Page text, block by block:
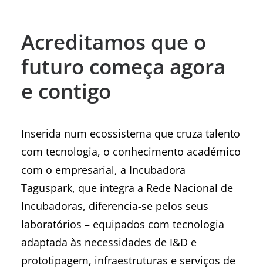
Acreditamos que o
futuro começa agora
e contigo
Inserida num ecossistema que cruza talento
com tecnologia, o conhecimento académico
com o empresarial, a Incubadora
Taguspark, que integra a Rede Nacional de
Incubadoras, diferencia-se pelos seus
laboratórios – equipados com tecnologia
adaptada às necessidades de I&D e
prototipagem, infraestruturas e serviços de